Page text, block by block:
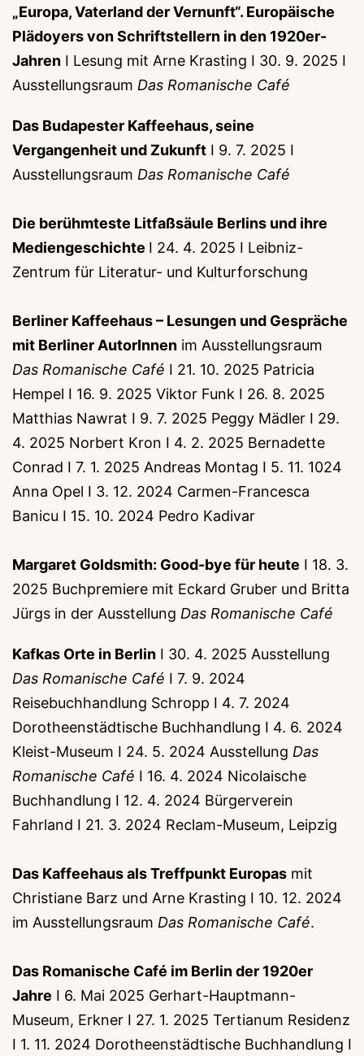
„Europa, Vaterland der Vernunft“. Europäische
Plädoyers von Schriftstellern in den 1920er-
Jahren I Lesung mit Arne Krasting I 30. 9. 2025 I
Ausstellungsraum Das Romanische Café
Das Budapester Kaffeehaus, seine
Vergangenheit und Zukunft I 9. 7. 2025 I
Ausstellungsraum Das Romanische Café
Die berühmteste Litfaßsäule Berlins und ihre
Mediengeschichte I 24. 4. 2025 I Leibniz-
Zentrum für Literatur- und Kulturforschung
Berliner Kaffeehaus – Lesungen und Gespräche
mit Berliner AutorInnen im Ausstellungsraum
Das Romanische Café I 21. 10. 2025 Patricia
Hempel I 16. 9. 2025 Viktor Funk I 26. 8. 2025
Matthias Nawrat I 9. 7. 2025 Peggy Mädler I 29.
4. 2025 Norbert Kron I 4. 2. 2025 Bernadette
Conrad I 7. 1. 2025 Andreas Montag I 5. 11. 1024
Anna Opel I 3. 12. 2024 Carmen-Francesca
Banicu I 15. 10. 2024 Pedro Kadivar
Margaret Goldsmith: Good-bye für heute I 18. 3.
2025 Buchpremiere mit Eckard Gruber und Britta
Jürgs in der Ausstellung Das Romanische Café
Kafkas Orte in Berlin I 30. 4. 2025 Ausstellung
Das Romanische Café I 7. 9. 2024
Reisebuchhandlung Schropp I 4. 7. 2024
Dorotheenstädtische Buchhandlung I 4. 6. 2024
Kleist-Museum I 24. 5. 2024 Ausstellung Das
Romanische Café I 16. 4. 2024 Nicolaische
Buchhandlung I 12. 4. 2024 Bürgerverein
Fahrland I 21. 3. 2024 Reclam-Museum, Leipzig
Das Kaffeehaus als Treffpunkt Europas mit
Christiane Barz und Arne Krasting I 10. 12. 2024
im Ausstellungsraum Das Romanische Café.
Das Romanische Café im Berlin der 1920er
Jahre I 6. Mai 2025 Gerhart-Hauptmann-
Museum, Erkner I 27. 1. 2025 Tertianum Residenz
I 1. 11. 2024 Dorotheenstädtische Buchhandlung I